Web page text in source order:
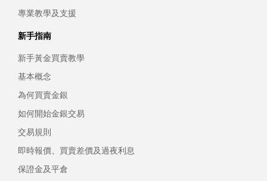
專業教學及支援
新手指南
新手黃金買賣教學
基本概念
為何買賣金銀
如何開始金銀交易
交易規則
即時報價、買賣差價及過夜利息
保證金及平倉